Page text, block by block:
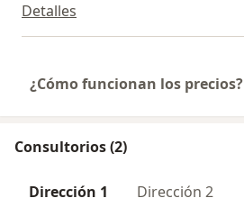
Detalles
¿Cómo funcionan los precios?
Consultorios (2)
Dirección 1 Dirección 2